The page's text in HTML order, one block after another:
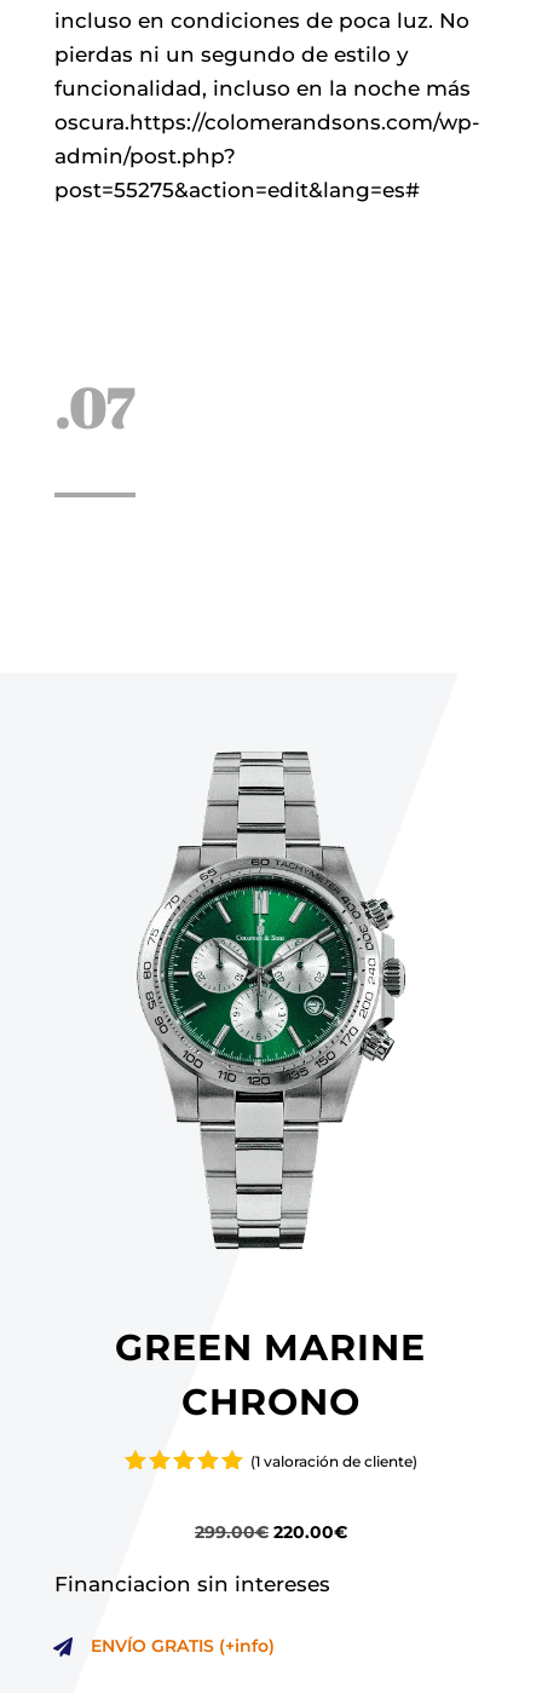
incluso en condiciones de poca luz. No
pierdas ni un segundo de estilo y
funcionalidad, incluso en la noche más
oscura.https://colomerandsons.com/wp-
admin/post.php?
post=55275&action=edit&lang=es#
.07
GREEN MARINE
CHRONO
de 5 en
valoración
de un
(1 valoración de cliente)
299.00€ El
original
220.00€El
Financiacion sin intereses
 ENVÍO GRATIS (+info)